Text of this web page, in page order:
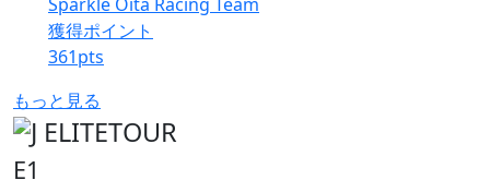
獲得ポイント
361pts
もっと見る
E1